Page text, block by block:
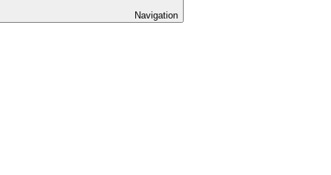
Navigation